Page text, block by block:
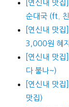
[연신내 맛
순대국 (ft.
[연신내 맛
3,000원 혜
[연신내 맛
다 불나~)
[연신내 맛
맛집)